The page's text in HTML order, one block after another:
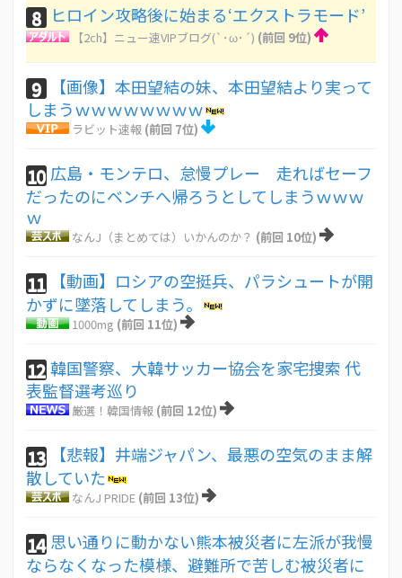
8 ヒロイン攻略後に始まる‘エクストラモード’
【2ch】ニュー速VIPブログ(`･ω･´) (前回 9位)
9
【画像】本田望結の妹、本田望結より実って
しまうｗｗｗｗｗｗｗｗ
ラビット速報 (前回 7位)
10 広島・モンテロ、怠慢プレー 走ればセーフ
だったのにベンチへ帰ろうとしてしまうｗｗｗ
ｗ
なんJ（まとめては）いかんのか？ (前回 10位)
11
【動画】ロシアの空挺兵、パラシュートが開
かずに墜落してしまう。
1000mg (前回 11位)
12韓国警察、大韓サッカー協会を家宅捜索 代
表監督選考巡り
厳選！韓国情報 (前回 12位)
13
【悲報】井端ジャパン、最悪の空気のまま解
散していた
なんJ PRIDE (前回 13位)
14 思い通りに動かない熊本被災者に左派が我慢
ならなくなった模様、避難所で苦しむ被災者に